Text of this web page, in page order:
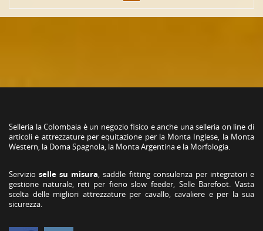
Selleria la Colombaia è un negozio fisico e anche una selleria on line di
articoli e attrezzature per equitazione per la Monta Inglese, la Monta
Western, la Doma Spagnola, la Monta Argentina e la Morfologia.
Servizioselle su misura, saddle fitting consulenza per integratori e
gestione naturale, reti per fieno slow feeder, Selle Barefoot. Vasta
scelta delle migliori attrezzature per cavallo, cavaliere e per la sua
sicurezza.